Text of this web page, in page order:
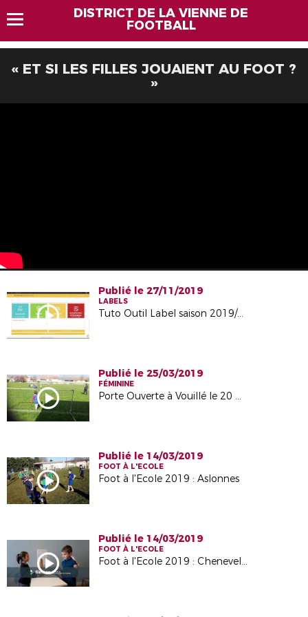
DISTRICT DE LA VIENNE DE
FOOTBALL
« ET SI LES FILLES JOUAIENT AU FOOT ?
»
Publié le 27/11/2019
LABELS
Tuto Outil Label saison 2019/2020
Publié le 25/03/2019
FÉMININE
Porte Ouverte à Vouillé le 20 mars 2019
Publié le 14/03/2019
FOOT À L'ECOLE
Foot à l'Ecole 2019 : Aslonnes
Publié le 14/03/2019
FOOT À L'ECOLE
Foot à l'Ecole 2019 : Chenevelles